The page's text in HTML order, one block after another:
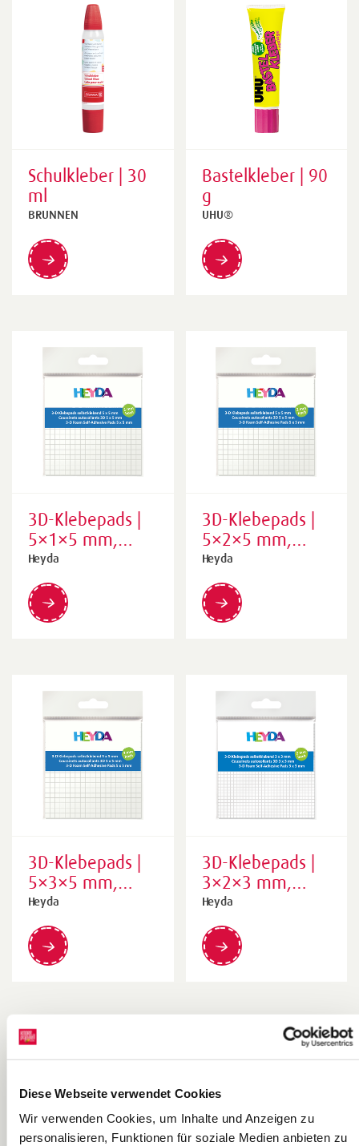
Diese Webseite verwendet Cookies
Wir verwenden Cookies, um Inhalte und Anzeigen zu
personalisieren, Funktionen für soziale Medien anbieten zu
Schulkleber | 30
ml
BRUNNEN
Bastelkleber | 90
g
UHU®
3D-Klebepads |
5×1×5 mm,
weiß, 361 Stück
Heyda
3D-Klebepads |
5×2×5 mm,
weiß, 361 Stück
Heyda
3D-Klebepads |
5×3×5 mm,
weiß, 361 Stück
Heyda
3D-Klebepads |
3×2×3 mm,
weiß, 961 Stück
Heyda